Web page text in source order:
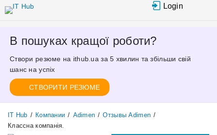
Login
В пошуках кращої роботи?
Створи резюме на ithub.ua за 5 хвилин та збільши свій
шанс на успіх
СТВОРИТИ РЕЗЮМЕ
IT Hub / Компании / Adimen / Отзывы Adimen /
Классна компанія.